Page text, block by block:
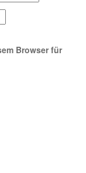
Browser für